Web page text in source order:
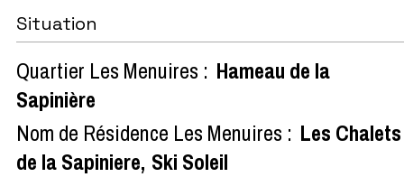
Situation
Quartier Les Menuires : Hameau de la
Sapinière
Nom de Résidence Les Menuires : Les Chalets
de la Sapiniere Ski Soleil